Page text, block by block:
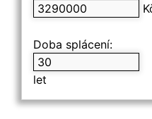
Doba splácení:
let